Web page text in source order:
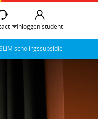
Inloggen student
SLIM scholingssubsidie